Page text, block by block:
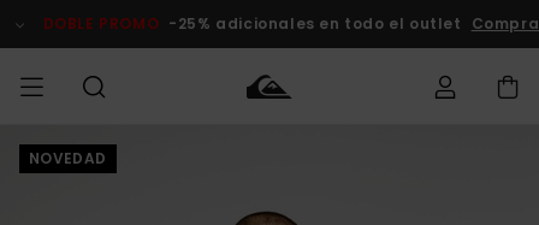
del
DOBLE PROMO -25% adicionales en todo el outlet Comprar
HOMBRE
Hombre
NOVEDAD